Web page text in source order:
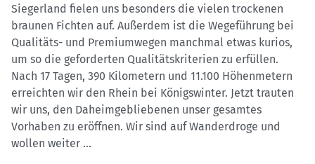
Siegerland fielen uns besonders die vielen trockenen
braunen Fichten auf. Außerdem ist die Wegeführung bei
Qualitäts- und Premiumwegen manchmal etwas kurios,
um so die geforderten Qualitätskriterien zu erfüllen.
Nach 17 Tagen, 390 Kilometern und 11.100 Höhenmetern
erreichten wir den Rhein bei Königswinter. Jetzt trauten
wir uns, den Daheimgebliebenen unser gesamtes
Vorhaben zu eröffnen. Wir sind auf Wanderdroge und
wollen weiter ...